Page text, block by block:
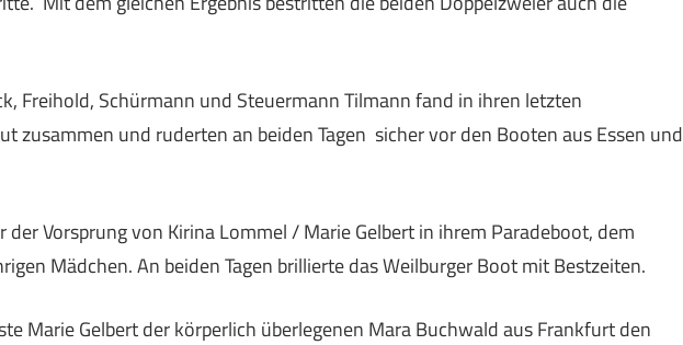
Freihold, Schürmann und Steuermann Tilmann fand in ihren letzten
zusammen und ruderten an beiden Tagen sicher vor den Booten aus Essen und
Vorsprung von Kirina Lommel / Marie Gelbert in ihrem Paradeboot, dem
Mädchen. An beiden Tagen brillierte das Weilburger Boot mit Bestzeiten.
Marie Gelbert der körperlich überlegenen Mara Buchwald aus Frankfurt den